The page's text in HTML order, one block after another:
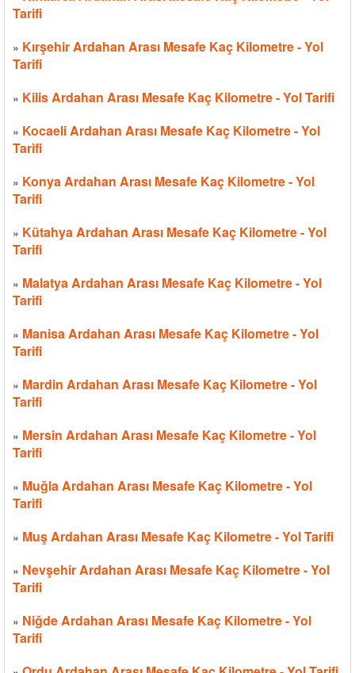
Tarifi
» Kırşehir Ardahan Arası Mesafe Kaç Kilometre - Yol
Tarifi
» Kilis Ardahan Arası Mesafe Kaç Kilometre - Yol Tarifi
» Kocaeli Ardahan Arası Mesafe Kaç Kilometre - Yol
Tarifi
» Konya Ardahan Arası Mesafe Kaç Kilometre - Yol
Tarifi
» Kütahya Ardahan Arası Mesafe Kaç Kilometre - Yol
Tarifi
» Malatya Ardahan Arası Mesafe Kaç Kilometre - Yol
Tarifi
» Manisa Ardahan Arası Mesafe Kaç Kilometre - Yol
Tarifi
» Mardin Ardahan Arası Mesafe Kaç Kilometre - Yol
Tarifi
» Mersin Ardahan Arası Mesafe Kaç Kilometre - Yol
Tarifi
» Muğla Ardahan Arası Mesafe Kaç Kilometre - Yol
Tarifi
» Muş Ardahan Arası Mesafe Kaç Kilometre - Yol Tarifi
» Nevşehir Ardahan Arası Mesafe Kaç Kilometre - Yol
Tarifi
» Niğde Ardahan Arası Mesafe Kaç Kilometre - Yol
Tarifi